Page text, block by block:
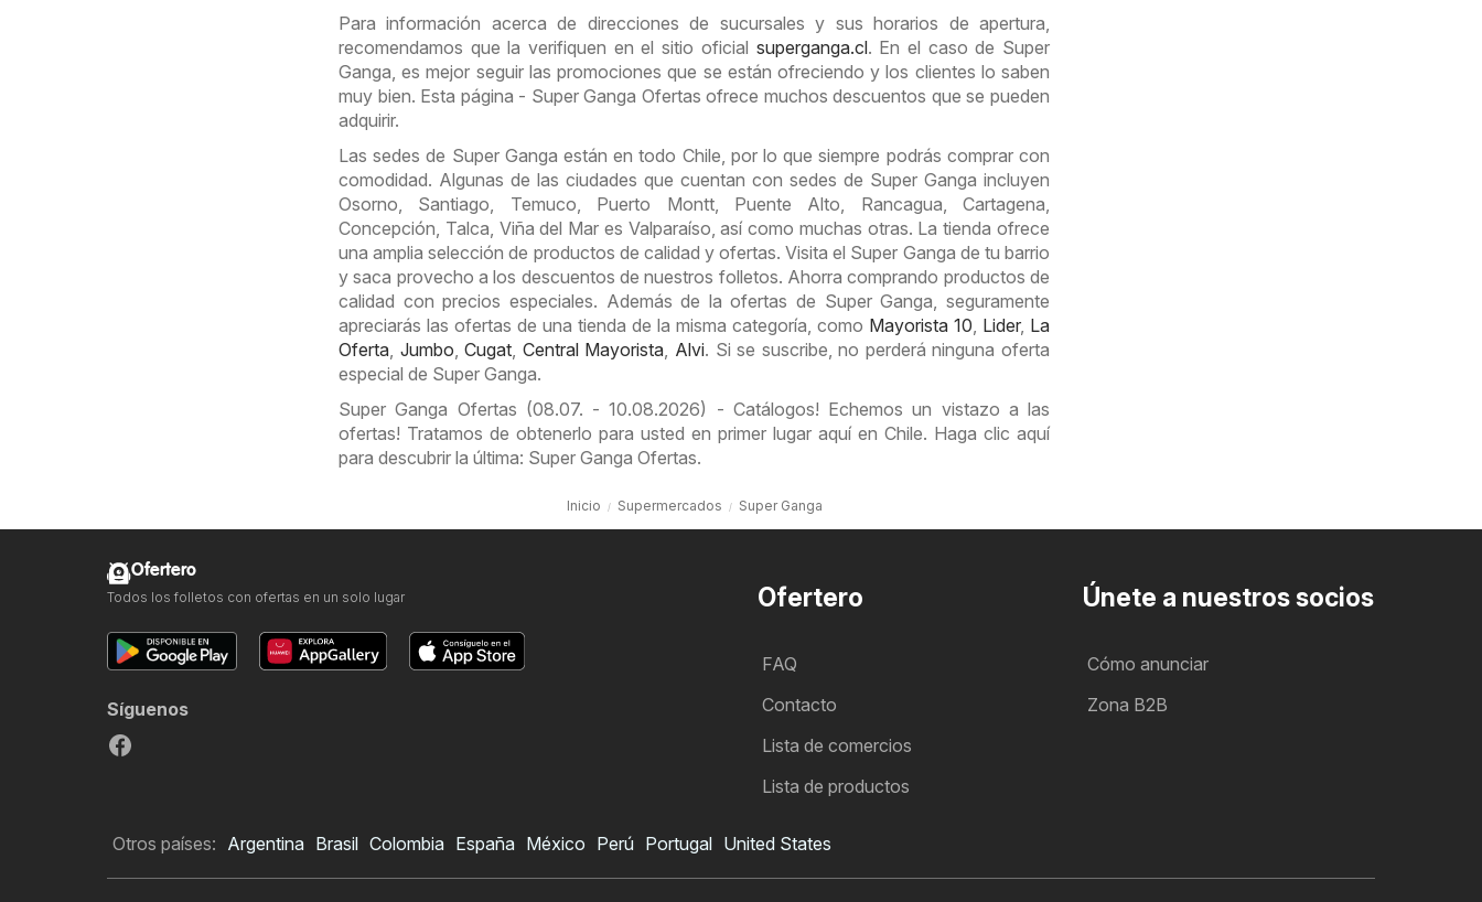
Para información acerca de direcciones de sucursales y sus horarios de apertura,
recomendamos que la verifiquen en el sitio oficial superganga.cl. En el caso de Super
Ganga, es mejor seguir las promociones que se están ofreciendo y los clientes lo saben
muy bien. Esta página - Super Ganga Ofertas ofrece muchos descuentos que se pueden
adquirir.
Las sedes de Super Ganga están en todo Chile, por lo que siempre podrás comprar con
comodidad. Algunas de las ciudades que cuentan con sedes de Super Ganga incluyen
Osorno, Santiago, Temuco, Puerto Montt, Puente Alto, Rancagua, Cartagena,
Concepción, Talca, Viña del Mar es Valparaíso, así como muchas otras. La tienda ofrece
una amplia selección de productos de calidad y ofertas. Visita el Super Ganga de tu barrio
y saca provecho a los descuentos de nuestros folletos. Ahorra comprando productos de
calidad con precios especiales. Además de la ofertas de Super Ganga, seguramente
apreciarás las ofertas de una tienda de la misma categoría, como Mayorista 10, Lider, La
Oferta, Jumbo,Cugat, Central Mayorista, Alvi. Si se suscribe, no perderá ninguna oferta
especial de Super Ganga.
Super Ganga Ofertas (08.07. - 10.08.2026) - Catálogos! Echemos un vistazo a las
ofertas! Tratamos de obtenerlo para usted en primer lugar aquí en Chile. Haga clic aquí
para descubrir la última: Super Ganga Ofertas.
Folleto de Super Ganga
Inicio Supermercados Super Ganga
Ofertero
FAQ
Contacto
Lista de comercios
Lista de productos
Únete a nuestros socios
Cómo anunciar
Zona B2B
Ofertero
Todos los folletos con ofertas en un solo lugar
Síguenos
Otros países: Argentina Brasil Colombia España México Perú Portugal United States